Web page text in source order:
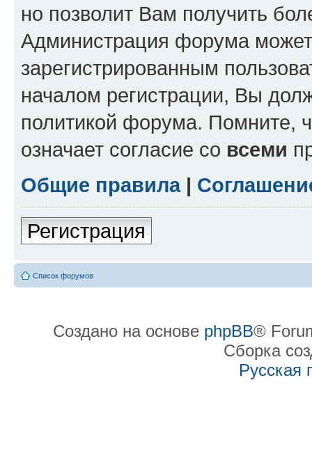
но позволит Вам получить
Администрация форума может
зарегистрированным
началом регистрации, Вы
политикой форума. Помните,
означает согласие со всеми
Общие правила|
Регистрация
Список форумов
Создано на основе phpBB®
Сборка
Русская